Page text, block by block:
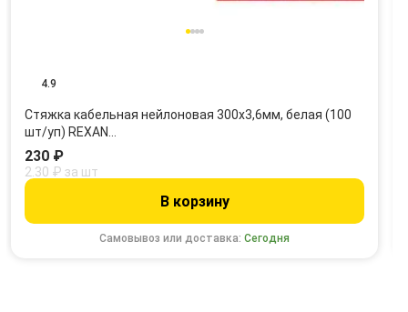
4.9
Стяжка кабельная нейлоновая 300x3,6мм, белая (100
шт/уп) REXAN…
Самовывоз или доставка:Сегодня
230 ₽
2.30 ₽ за шт
В корзину